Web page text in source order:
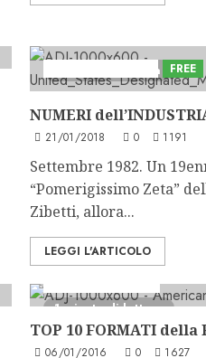
4 minuti di lettura FREE
NUMERI
21/01/2018 0 1191
Settembre 1982. Un
“Pomerigissimo Zeta”
Zibetti, allora...
LEGGI L'ARTICOLO
1 minuto di lettura
TOP 10 FORMATI della
06/01/2016 0 1627